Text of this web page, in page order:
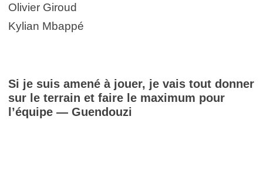
Olivier Giroud
Kylian Mbappé
Si je suis amené à jouer, je vais tout donner
sur le terrain et faire le maximum pour
l’équipe — Guendouzi